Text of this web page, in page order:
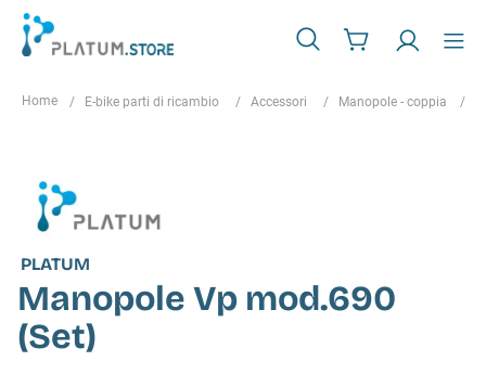
E-bike parti di ricambio Accessori Manopole - coppia
PLATUM
Manopole Vp mod.690
(Set)